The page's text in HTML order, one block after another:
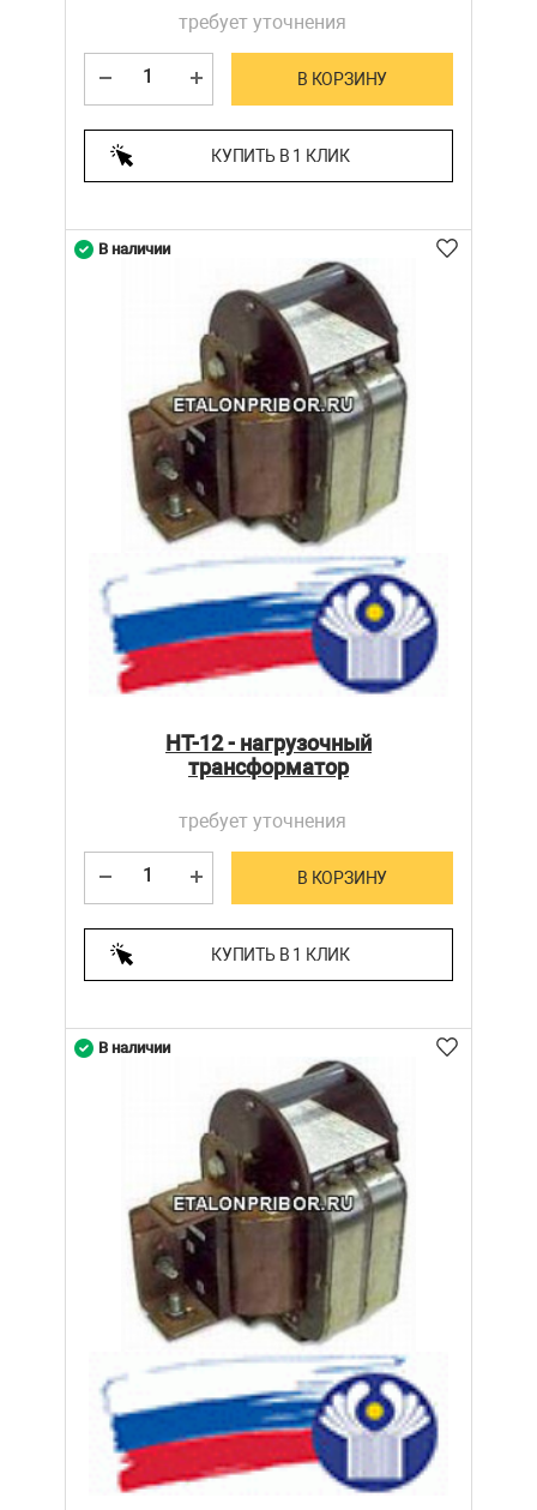
требует уточнения
В КОРЗИНУ
КУПИТЬ В 1 КЛИК
НТ-12 - нагрузочный
трансформатор
требует уточнения
В КОРЗИНУ
КУПИТЬ В 1 КЛИК
В наличии
В наличии